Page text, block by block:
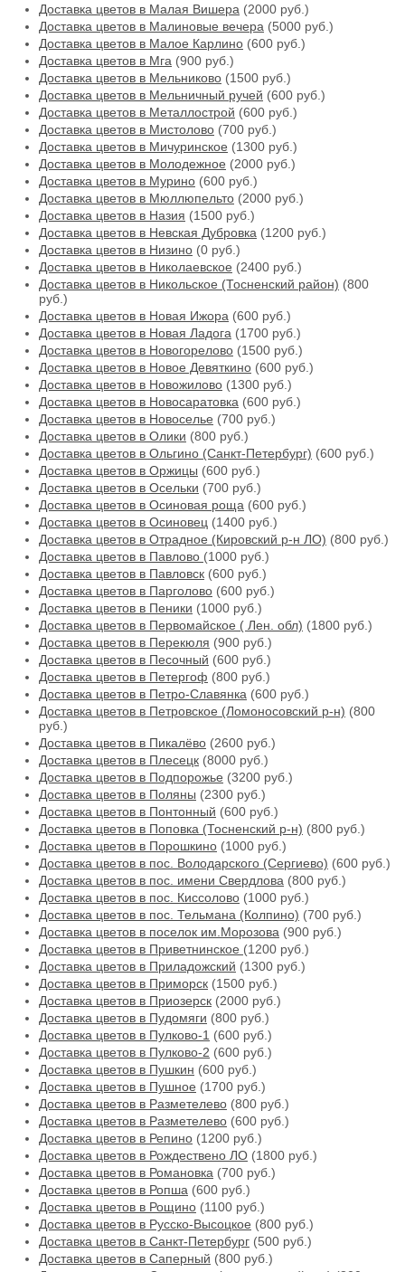
Доставка цветов в Малая Вишера (2000 руб.)
Доставка цветов в Малиновые вечера (5000 руб.)
Доставка цветов в Малое Карлино (600 руб.)
Доставка цветов в Мга (900 руб.)
Доставка цветов в Мельниково (1500 руб.)
Доставка цветов в Мельничный ручей (600 руб.)
Доставка цветов в Металлострой (600 руб.)
Доставка цветов в Мистолово (700 руб.)
Доставка цветов в Мичуринское (1300 руб.)
Доставка цветов в Молодежное (2000 руб.)
Доставка цветов в Мурино (600 руб.)
Доставка цветов в Мюллюпельто (2000 руб.)
Доставка цветов в Назия (1500 руб.)
Доставка цветов в Невская Дубровка (1200 руб.)
Доставка цветов в Низино (0 руб.)
Доставка цветов в Николаевское (2400 руб.)
Доставка цветов в Никольское (Тосненский район) (800
руб.)
Доставка цветов в Новая Ижора (600 руб.)
Доставка цветов в Новая Ладога (1700 руб.)
Доставка цветов в Новогорелово (1500 руб.)
Доставка цветов в Новое Девяткино (600 руб.)
Доставка цветов в Новожилово (1300 руб.)
Доставка цветов в Новосаратовка (600 руб.)
Доставка цветов в Новоселье (700 руб.)
Доставка цветов в Олики (800 руб.)
Доставка цветов в Ольгино (Санкт-Петербург) (600 руб.)
Доставка цветов в Оржицы (600 руб.)
Доставка цветов в Осельки (700 руб.)
Доставка цветов в Осиновая роща (600 руб.)
Доставка цветов в Осиновец (1400 руб.)
Доставка цветов в Отрадное (Кировский р-н ЛО) (800 руб.)
Доставка цветов в Павлово (1000 руб.)
Доставка цветов в Павловск (600 руб.)
Доставка цветов в Парголово (600 руб.)
Доставка цветов в Пеники (1000 руб.)
Доставка цветов в Первомайское ( Лен. обл) (1800 руб.)
Доставка цветов в Перекюля (900 руб.)
Доставка цветов в Песочный (600 руб.)
Доставка цветов в Петергоф (800 руб.)
Доставка цветов в Петро-Славянка (600 руб.)
Доставка цветов в Петровское (Ломоносовский р-н) (800
руб.)
Доставка цветов в Пикалёво (2600 руб.)
Доставка цветов в Плесецк (8000 руб.)
Доставка цветов в Подпорожье (3200 руб.)
Доставка цветов в Поляны (2300 руб.)
Доставка цветов в Понтонный (600 руб.)
Доставка цветов в Поповка (Тосненский р-н) (800 руб.)
Доставка цветов в Порошкино (1000 руб.)
Доставка цветов в пос. Володарского (Сергиево) (600 руб.)
Доставка цветов в пос. имени Свердлова (800 руб.)
Доставка цветов в пос. Киссолово (1000 руб.)
Доставка цветов в пос. Тельмана (Колпино) (700 руб.)
Доставка цветов в поселок им.Морозова (900 руб.)
Доставка цветов в Приветнинское (1200 руб.)
Доставка цветов в Приладожский (1300 руб.)
Доставка цветов в Приморск (1500 руб.)
Доставка цветов в Приозерск (2000 руб.)
Доставка цветов в Пудомяги (800 руб.)
Доставка цветов в Пулково-1 (600 руб.)
Доставка цветов в Пулково-2 (600 руб.)
Доставка цветов в Пушкин (600 руб.)
Доставка цветов в Пушное (1700 руб.)
Доставка цветов в Разметелево (800 руб.)
Доставка цветов в Разметелево (600 руб.)
Доставка цветов в Репино (1200 руб.)
Доставка цветов в Рождествено ЛО (1800 руб.)
Доставка цветов в Романовка (700 руб.)
Доставка цветов в Ропша (600 руб.)
Доставка цветов в Рощино (1100 руб.)
Доставка цветов в Русско-Высоцкое (800 руб.)
Доставка цветов в Санкт-Петербург (500 руб.)
Доставка цветов в Саперный (800 руб.)